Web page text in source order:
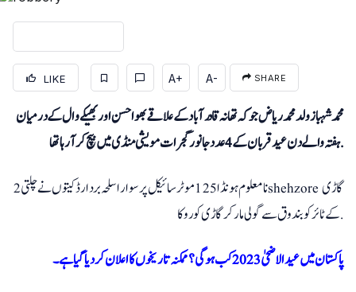
LIKE A+ A- SHARE
محمد شہباز ولد محمد ریاض جو کہ تھانہقادرآبادکے علاقے بھواحسن اور بھیکےوال کے درمیان
ہفتہ والے دن عید قربان کے 4 عدد جانور گجرات مویشی منڈی میں بیچ کر آرہا تھا.
2 نامعلوم ہونڈا 125 موٹرسائیکل پر سوار اسلحہ بردار ڈکیتوں نے چلتی shehzore گاڑی
کے ٹائر کو بندوق سے گولی مار کر گاڑی کو روکا.
پاکستان میں عید الاضحیٰ 2023 کب ہوگی؟ ممکنہ تاریخوں کا اعلان کر دیا گیا ہے۔